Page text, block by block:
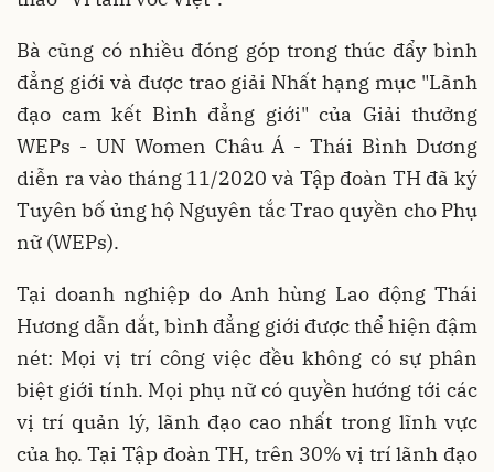
Bà cũng có nhiều đóng góp trong thúc đẩy bình
đẳng giới và được trao giải Nhất hạng mục "Lãnh
đạo cam kết Bình đẳng giới" của Giải thưởng
WEPs - UN Women Châu Á - Thái Bình Dương
diễn ra vào tháng 11/2020 và Tập đoàn TH đã ký
Tuyên bố ủng hộ Nguyên tắc Trao quyền cho Phụ
nữ (WEPs).
Tại doanh nghiệp do Anh hùng Lao động Thái
Hương dẫn dắt, bình đẳng giới được thể hiện đậm
nét: Mọi vị trí công việc đều không có sự phân
biệt giới tính. Mọi phụ nữ có quyền hướng tới các
vị trí quản lý, lãnh đạo cao nhất trong lĩnh vực
của họ. Tại Tập đoàn TH, trên 30% vị trí lãnh đạo